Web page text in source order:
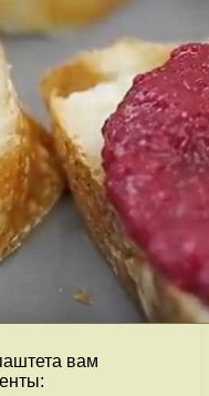
вам